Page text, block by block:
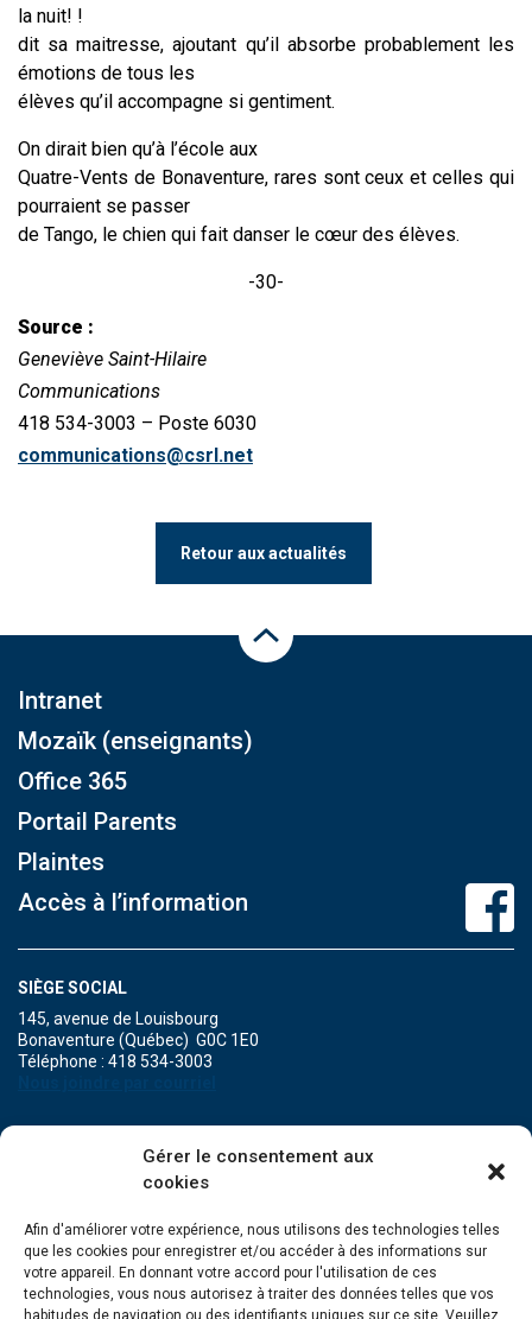
Gérer le consentement aux
cookies
Afin d'améliorer votre expérience, nous utilisons des technologies telles
que les cookies pour enregistrer et/ou accéder à des informations sur
votre appareil. En donnant votre accord pour l'utilisation de ces
technologies, vous nous autorisez à traiter des données telles que vos
habitudes de navigation ou des identifiants uniques sur ce site. Veuillez
la nuit! !
dit sa maitresse, ajoutant qu’il absorbe probablement les
émotions de tous les
élèves qu’il accompagne si gentiment.
On dirait bien qu’à l’école aux
Quatre-Vents de Bonaventure, rares sont ceux et celles qui
pourraient se passer
de Tango, le chien qui fait danser le cœur des élèves.
-30-
Source :
Geneviève Saint-Hilaire
Communications
418 534-3003 – Poste 6030
communications@csrl.net
Retour aux actualités
Intranet
Mozaïk (enseignants)
Office 365
Portail Parents
Plaintes
Accès à l’information
SIÈGE SOCIAL
145, avenue de Louisbourg
Bonaventure (Québec) G0C 1E0
Téléphone : 418 534-3003
471A, boulevard Perron
Maria (Québec) G0C 1Y0
POINT DE SERVICE DE GRANDE-RIVIÈRE
134, Grande Allée Est
Grande-Rivière (Québec) G0C 1V0